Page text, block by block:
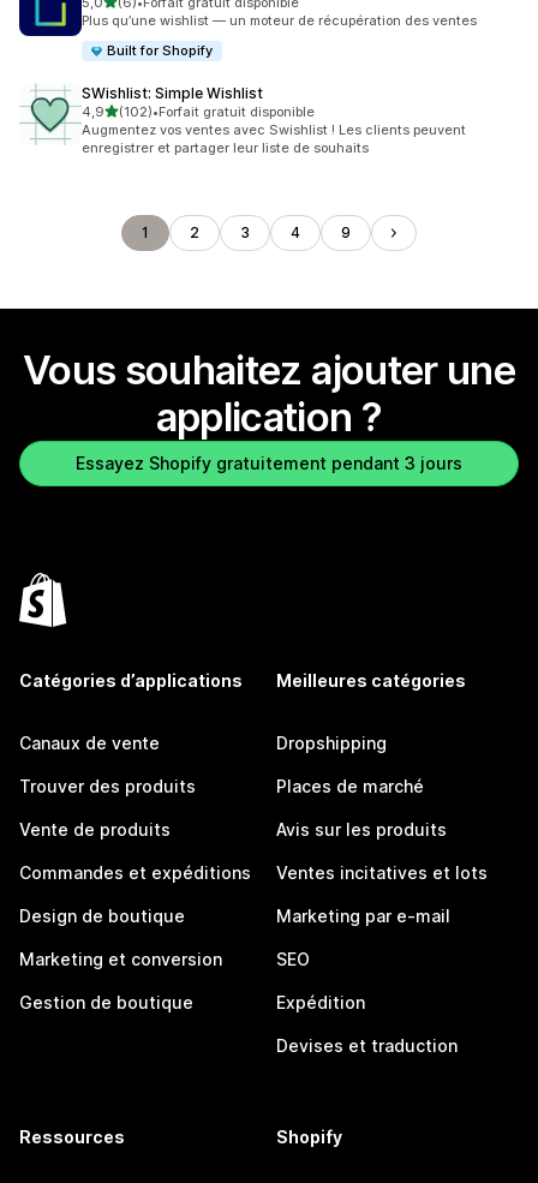
6 avis au total
Plus qu’une wishlist — un moteur de récupération des ventes
Built for Shopify
SWishlist: Simple Wishlist
4,9étoile(s) sur 5
(102)
102 avis au total
•Forfait gratuit disponible
Augmentez vos ventes avec Swishlist ! Les clients peuvent
enregistrer et partager leur liste de souhaits
1 2 3 4 9
Vous souhaitez ajouter une
application ?
Essayez Shopify gratuitement pendant 3 jours
Catégories d’applications
Canaux de vente
Trouver des produits
Vente de produits
Commandes et expéditions
Design de boutique
Marketing et conversion
Gestion de boutique
Meilleures catégories
Dropshipping
Places de marché
Avis sur les produits
Ventes incitatives et lots
Marketing par e-mail
SEO
Expédition
Devises et traduction
Ressources Shopify